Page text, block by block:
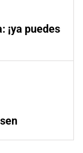
¡ya puedes